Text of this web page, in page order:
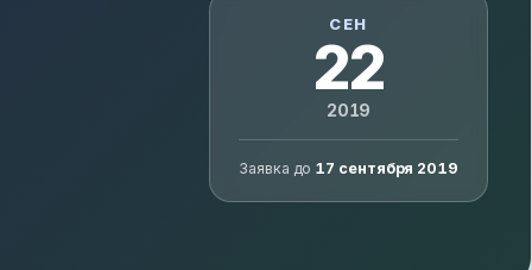
СЕН
22
2019
Заявка до 17 сентября 2019